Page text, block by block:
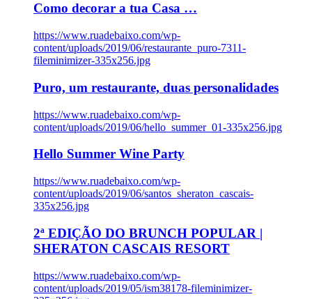
Como decorar a tua Casa …
https://www.ruadebaixo.com/wp-
content/uploads/2019/06/restaurante_puro-7311-
fileminimizer-335x256.jpg
Puro, um restaurante, duas personalidades
https://www.ruadebaixo.com/wp-
content/uploads/2019/06/hello_summer_01-335x256.jpg
Hello Summer Wine Party
https://www.ruadebaixo.com/wp-
content/uploads/2019/06/santos_sheraton_cascais-
335x256.jpg
2ª EDIÇÃO DO BRUNCH POPULAR |
SHERATON CASCAIS RESORT
https://www.ruadebaixo.com/wp-
content/uploads/2019/05/ism38178-fileminimizer-